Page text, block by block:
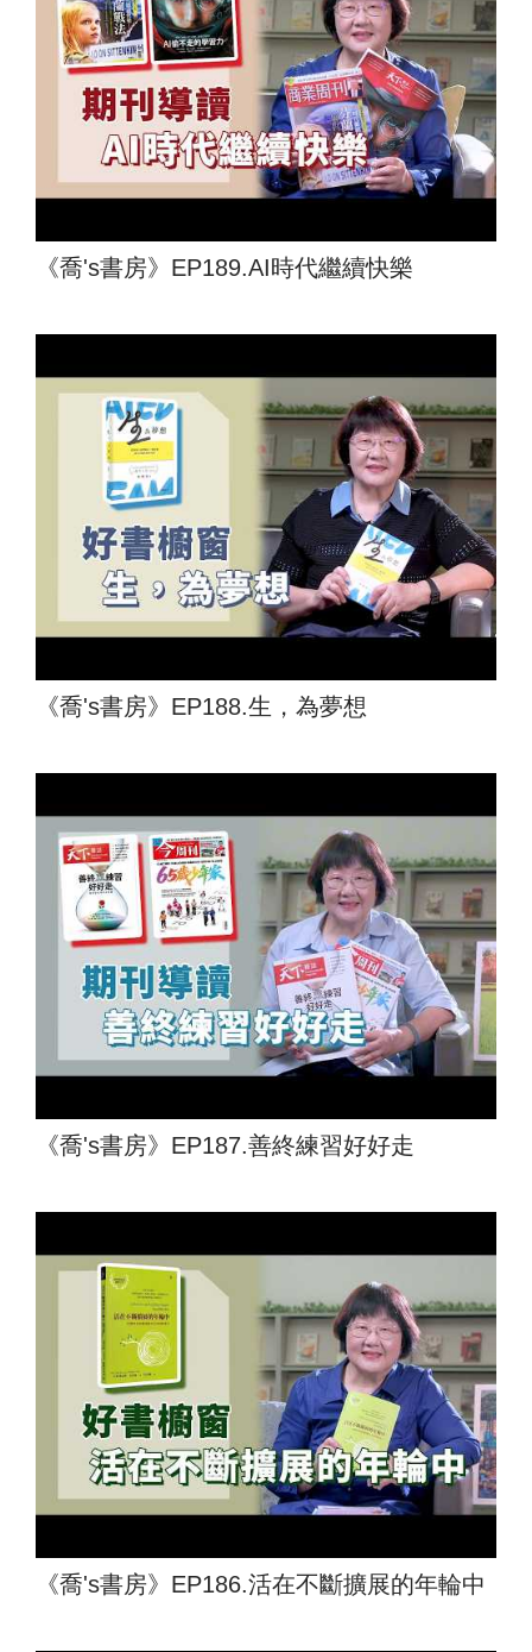
《喬's書房》EP189.AI時代繼續快樂
《喬's書房》EP188.生，為夢想
《喬's書房》EP187.善終練習好好走
《喬's書房》EP186.活在不斷擴展的年輪中